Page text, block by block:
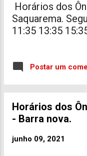
Horários dos
Saquarema.
11:35 13:35
Postar um
Horários dos
- Barra nova.
junho 09, 2021